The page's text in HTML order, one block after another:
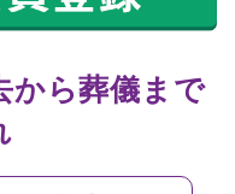
から葬儀まで